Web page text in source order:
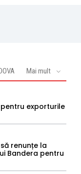
Mai mult
exporturile
renunțe la
Bandera pentru